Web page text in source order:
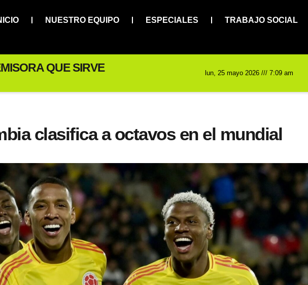
NUESTRO EQUIPO ESPECIALES TRABAJO SOCIAL
QUE SIRVE lun, 25 mayo 2026 /// 7:09 am
clasifica a octavos en el mundial